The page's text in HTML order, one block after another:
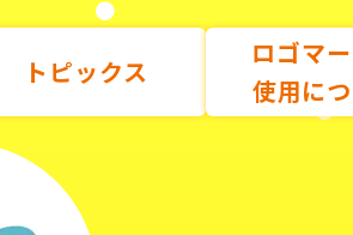
トピックス
ロゴマ
使用に